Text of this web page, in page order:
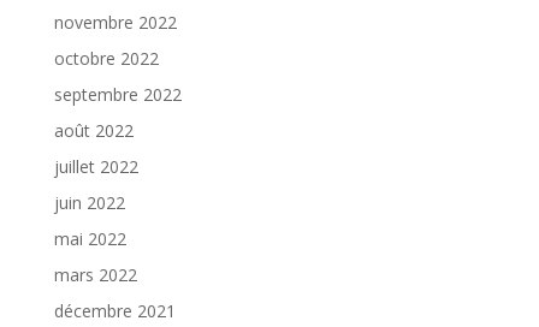
novembre 2022
octobre 2022
septembre 2022
août 2022
juillet 2022
juin 2022
mai 2022
mars 2022
décembre 2021